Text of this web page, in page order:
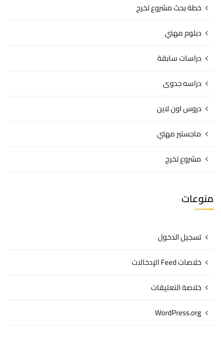
خطة بحث مشروع تخرج
دبلوم مهني
دراسات سابقة
دراسه جدوى
دروس اون لاين
ماجستير مهني
مشروع تخرج
منوعات
تسجيل الدخول
خلاصات Feed الإدخالات
خلاصة التعليقات
WordPress.org